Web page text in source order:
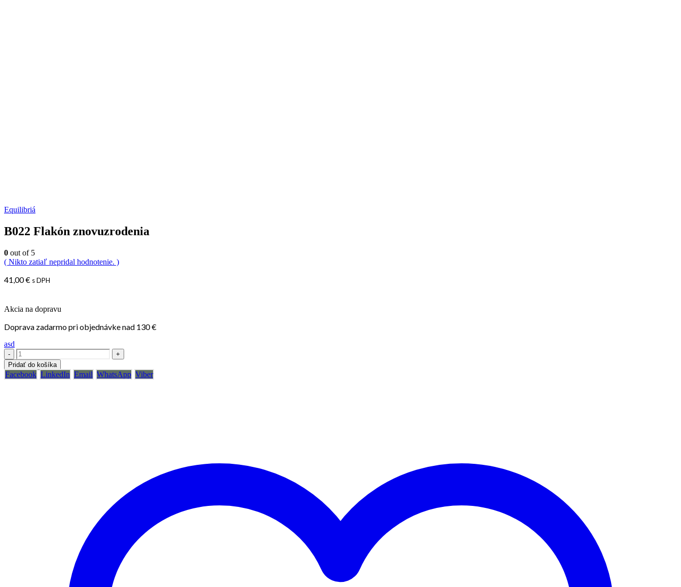
Equilibriá
B022 Flakón znovuzrodenia
0 out of 5
( Nikto zatiaľ nepridal hodnotenie. )
41,00€ s DPH
Akcia na dopravu
Doprava zadarmo pri objednávke nad 130 €
asd
-
+
Pridať do košíka
Facebook LinkedIn Email WhatsApp Viber